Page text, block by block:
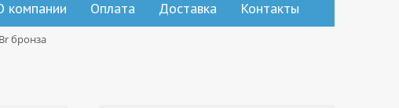
компании Оплата Доставка Контакты
бронза